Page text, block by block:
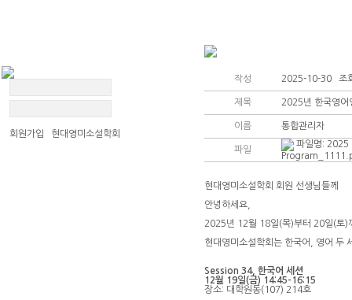
회원가입 현대영미소설학회
작성 2025-10-30 조
제목 2025년 한국영
이름 통합관리자
파일
파일명: 2025
현대영미소설학회 회원 선생님들께
안녕하세요,
2025년 12월 18일(목)부터 20일(토)
현대영미소설학회는 한국어, 영어 두
Session 34, 한국어 세션
12월 19일(금) 14:45-16:15
장소: 대학원동(107) 214호